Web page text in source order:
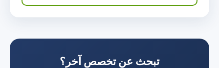
تبحث عن تخصص آخر؟